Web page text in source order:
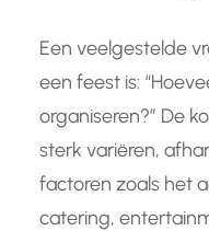
Een veelgestelde
een feest is:
organiseren?” De
sterk variëren,
factoren zoals het
catering,